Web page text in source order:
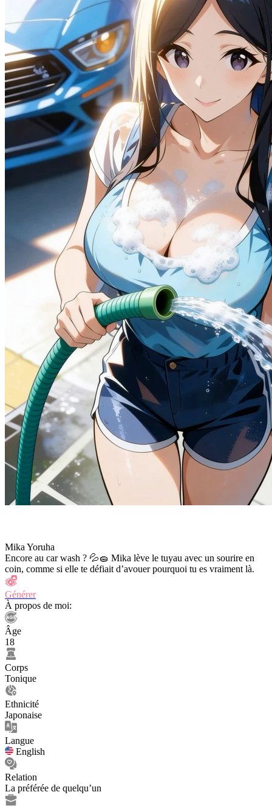
Mika Yoruha
Encore au car wash ? 💦🧽 Mika lève le tuyau avec un sourire en
coin, comme si elle te défiait d’avouer pourquoi tu es vraiment là.
Générer
À propos de moi:
Âge
18
Corps
Tonique
Ethnicité
Japonaise
Langue
English
Relation
La préférée de quelqu’un